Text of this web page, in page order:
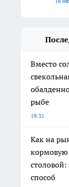
Вместо
рыбе
19:31
Как на
кормовую
способ